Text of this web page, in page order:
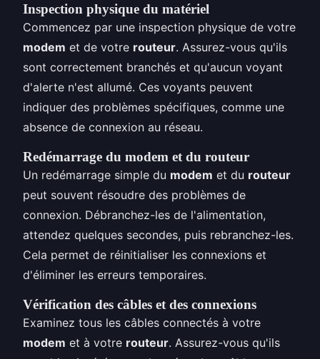
Inspection physique du matériel
Commencez par une inspection physique de votre
modem et de votre routeur. Assurez-vous qu'ils
sont correctement branchés et qu'aucun voyant
d'alerte n'est allumé. Ces voyants peuvent
indiquer des problèmes spécifiques, comme une
absence de connexion au réseau.
Redémarrage du modem et du routeur
Un redémarrage simple du modem et du routeur
peut souvent résoudre des problèmes de
connexion. Débranchez-les de l'alimentation,
attendez quelques secondes, puis rebranchez-les.
Cela permet de réinitialiser les connexions et
d'éliminer les erreurs temporaires.
Vérification des câbles et des connexions
Examinez tous les câbles connectés à votre
modem et à votre routeur. Assurez-vous qu'ils